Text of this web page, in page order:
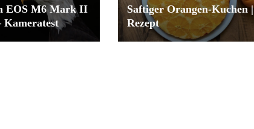
EOS M6 Mark II
Kameratest
Saftiger Orangen-Kuchen |
Rezept